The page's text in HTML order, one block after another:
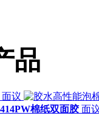
品
面议
棉纸双面胶 面